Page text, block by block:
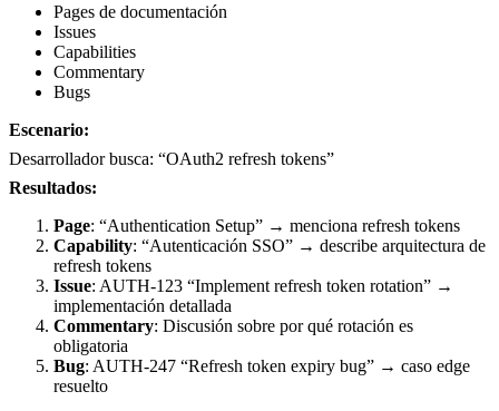
Pages de documentación
Issues
Capabilities
Commentary
Bugs
Escenario:
Desarrollador busca: “OAuth2 refresh tokens”
Resultados:
Page: “Authentication Setup” → menciona refresh tokens
Capability: “Autenticación SSO” → describe arquitectura de
refresh tokens
Issue: AUTH-123 “Implement refresh token rotation” →
implementación detallada
Commentary: Discusión sobre por qué rotación es
obligatoria
Bug: AUTH-247 “Refresh token expiry bug” → caso edge
resuelto